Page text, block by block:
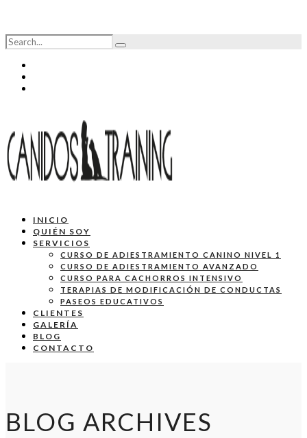
INICIO
QUIÉN SOY
SERVICIOS
CURSO DE ADIESTRAMIENTO CANINO NIVEL 1
CURSO DE ADIESTRAMIENTO AVANZADO
CURSO PARA CACHORROS INTENSIVO
TERAPIAS DE MODIFICACIÓN DE CONDUCTAS
PASEOS EDUCATIVOS
CLIENTES
GALERÍA
BLOG
CONTACTO
BLOG ARCHIVES